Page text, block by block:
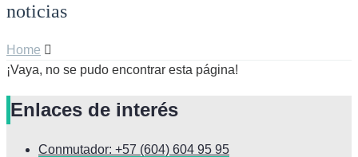
noticias
Home
¡Vaya, no se pudo encontrar esta página!
Enlaces de interés
Conmutador: +57 (604) 604 95 95